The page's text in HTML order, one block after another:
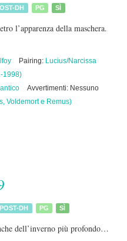
DH PG SÌ
l’apparenza della maschera.
Pairing: Lucius/Narcissa
1998)
Avvertimenti: Nessuno
Voldemort e Remus)
POST-DH PG SÌ
dell’inverno più profondo…